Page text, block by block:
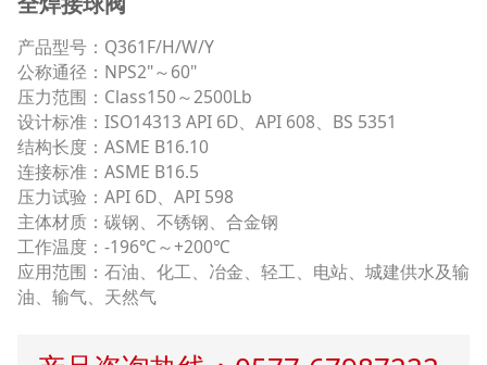
产品型号：Q361F/H/W/Y
公称通径：NPS2"～60"
压力范围：Class150～2500Lb
设计标准：ISO14313 API 6D、API 608、BS 5351
结构长度：ASME B16.10
连接标准：ASME B16.5
压力试验：API 6D、API 598
主体材质：碳钢、不锈钢、合金钢
工作温度：-196℃～+200℃
应用范围：石油、化工、冶金、轻工、电站、城建供水及输
油、输气、天然气